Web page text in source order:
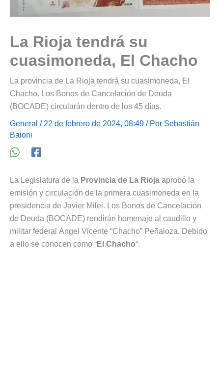
La Rioja tendrá su
cuasimoneda, El Chacho
La provincia de La Rioja tendrá su cuasimoneda, El
Chacho. Los Bonos de Cancelación de Deuda
(BOCADE) circularán dentro de los 45 días.
General / 22 de febrero de 2024, 08:49 / Por Sebastián
Baioni
La Legislatura de la Provincia de La Rioja aprobó la
emisión y circulación de la primera cuasimoneda en la
presidencia de Javier Milei. Los Bonos de Cancelación
de Deuda (BOCADE) rendirán homenaje al caudillo y
militar federal Ángel Vicente “Chacho” Peñaloza. Debido
a ello se conocen como “El Chacho“.